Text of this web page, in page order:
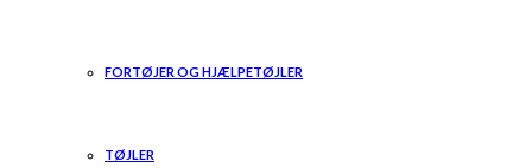
FORTØJER OG HJÆLPETØJLER
TØJLER